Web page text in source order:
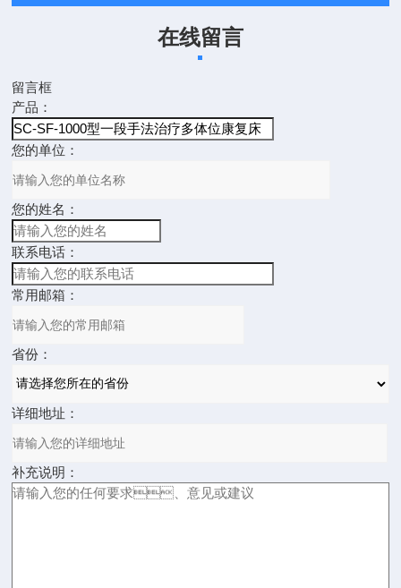
在线留言
留言框
产品：
您的单位：
您的姓名：
联系电话：
常用邮箱：
省份：
详细地址：
补充说明：